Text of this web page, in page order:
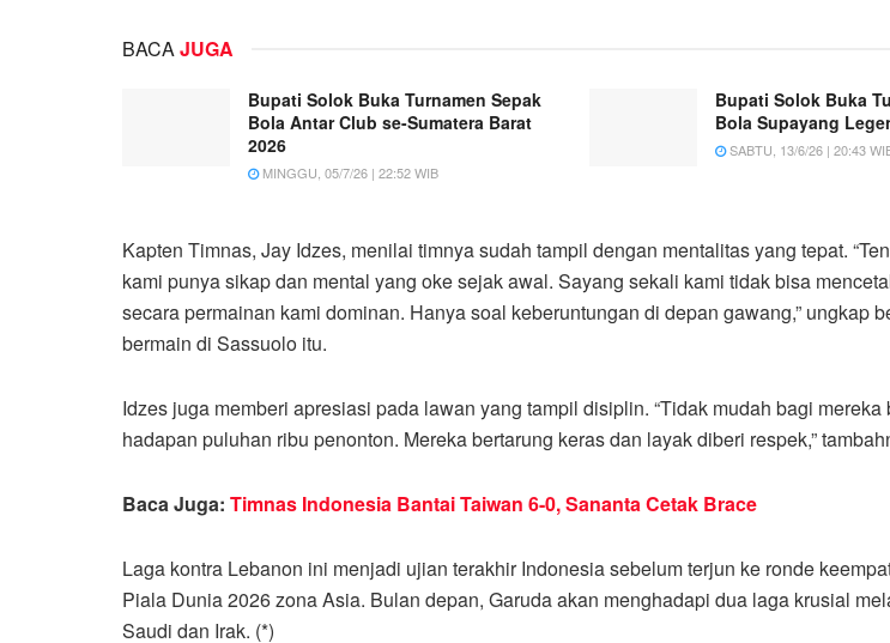
BACAJUGA
Bupati Solok Buka Turnamen Sepak
Bola Antar Club se-Sumatera Barat
2026
MINGGU, 05/7/26 | 22:52 WIB
Bupati Solok Buka
Bola Supayang
SABTU, 13/6/26 | 20:43
Kapten Timnas, Jay Idzes, menilai timnya sudah tampil dengan mentalitas yang tepat.
kami punya sikap dan mental yang oke sejak awal. Sayang sekali kami tidak bisa
secara permainan kami dominan. Hanya soal keberuntungan di depan gawang,” ungkap
bermain di Sassuolo itu.
Idzes juga memberi apresiasi pada lawan yang tampil disiplin. “Tidak mudah bagi mereka
hadapan puluhan ribu penonton. Mereka bertarung keras dan layak diberi respek,”
Baca Juga: Timnas Indonesia Bantai Taiwan 6-0, Sananta Cetak Brace
Laga kontra Lebanon ini menjadi ujian terakhir Indonesia sebelum terjun ke ronde
Piala Dunia 2026 zona Asia. Bulan depan, Garuda akan menghadapi dua laga krusial
Saudi dan Irak. (*)